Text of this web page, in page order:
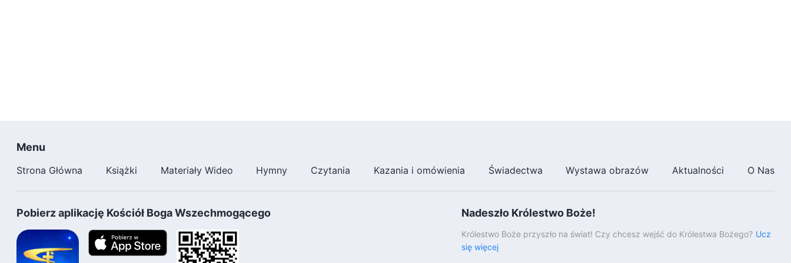
41:35
doświadczenia, odc. 746:
przyjaciół sprzyja długiej i dobrej
doświadczenia, odc. 745:
Menu
Strona Główna Książki Materiały Wideo Hymny Czytania Kazania i omówienia Świadectwa Wystawa obrazów Aktualności O Nas
Pobierz aplikację Kościół Boga Wszechmogącego Nadeszło Królestwo Boże!
Królestwo Boże przyszło na świat! Czy chcesz wejść do Królestwa Bożego? Ucz
się więcej